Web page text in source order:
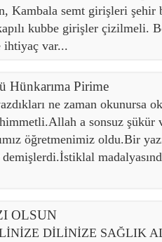
Kambala semt girişleri şehir
kubbe girişler çizilmeli.
ihtiyaç var...
Hünkarıma Pirime
ne zaman okunursa
a sonsuz şükür
öğretmenimiz oldu.Bir
OLSUN
DİLİNİZE SAĞLIK